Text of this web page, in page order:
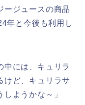
ージュースの商品
年と今後も利用し
中には、キュリラ
けど、キュリラサ
ようかな～」